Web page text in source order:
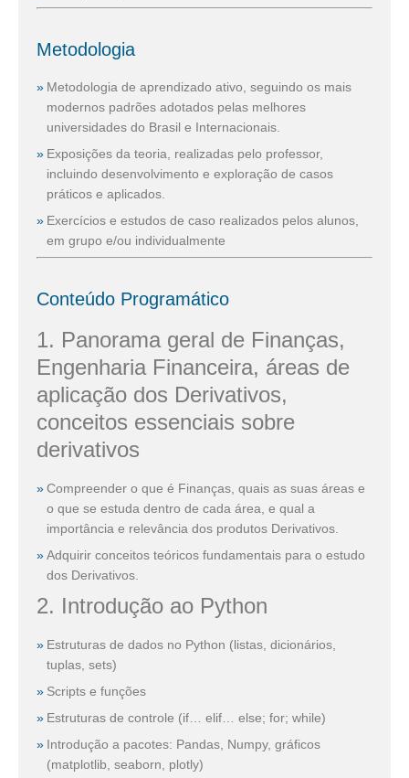
Metodologia
Metodologia de aprendizado ativo, seguindo os mais
modernos padrões adotados pelas melhores
universidades do Brasil e Internacionais.
Exposições da teoria, realizadas pelo professor,
incluindo desenvolvimento e exploração de casos
práticos e aplicados.
Exercícios e estudos de caso realizados pelos alunos,
em grupo e/ou individualmente
Conteúdo Programático
1. Panorama geral de Finanças,
Engenharia Financeira, áreas de
aplicação dos Derivativos,
conceitos essenciais sobre
derivativos
Compreender o que é Finanças, quais as suas áreas e
o que se estuda dentro de cada área, e qual a
importância e relevância dos produtos Derivativos.
Adquirir conceitos teóricos fundamentais para o estudo
dos Derivativos.
2. Introdução ao Python
Estruturas de dados no Python (listas, dicionários,
tuplas, sets)
Scripts e funções
Estruturas de controle (if… elif… else; for; while)
Introdução a pacotes: Pandas, Numpy, gráficos
(matplotlib, seaborn, plotly)